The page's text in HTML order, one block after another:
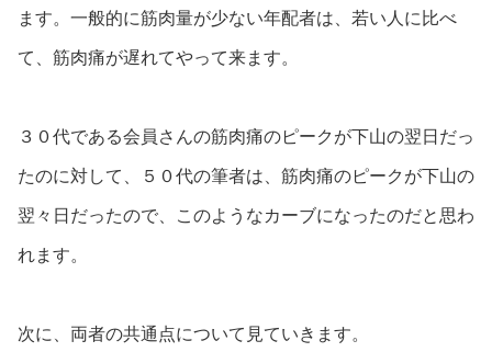
ます。一般的に筋肉量が少ない年配者は、若い人に比べ
て、筋肉痛が遅れてやって来ます。
３０代である会員さんの筋肉痛のピークが下山の翌日だっ
たのに対して、５０代の筆者は、筋肉痛のピークが下山の
翌々日だったので、このようなカーブになったのだと思わ
れます。
次に、両者の共通点について見ていきます。